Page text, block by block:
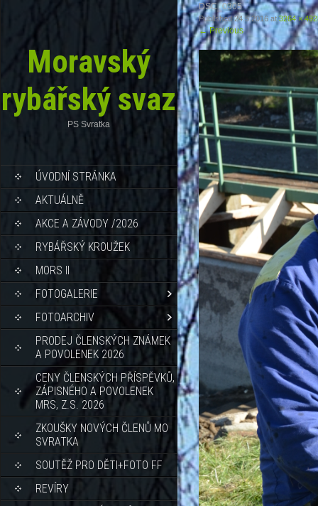
Moravský
rybářský svaz
PS Svratka
ÚVODNÍ STRÁNKA
AKTUÁLNĚ
AKCE A ZÁVODY /2026
RYBÁŘSKÝ KROUŽEK
MORS II
FOTOGALERIE
FOTOARCHIV
PRODEJ ČLENSKÝCH ZNÁMEK
A POVOLENEK 2026
CENY ČLENSKÝCH PŘÍSPĚVKŮ,
ZÁPISNÉHO A POVOLENEK
MRS, Z.S. 2026
ZKOUŠKY NOVÝCH ČLENŮ MO
SVRATKA
SOUTĚŽ PRO DĚTI+FOTO FF
REVÍRY
DSC_0305
Published24.5.2016at3264 ×
←Previous